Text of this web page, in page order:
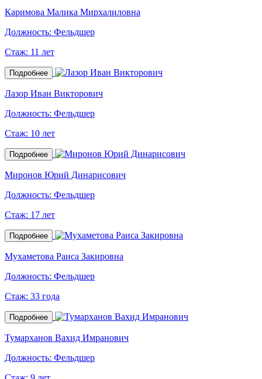
Каримова Малика Мирхалиловна
Должность: Фельдшер
Стаж: 11 лет
Подробнее
Лазор Иван Викторович
Должность: Фельдшер
Стаж: 10 лет
Подробнее
Миронов Юрий Динарисович
Должность: Фельдшер
Стаж: 17 лет
Подробнее
Мухаметова Раиса Закировна
Должность: Фельдшер
Стаж: 33 года
Подробнее
Тумарханов Вахид Имранович
Должность: Фельдшер